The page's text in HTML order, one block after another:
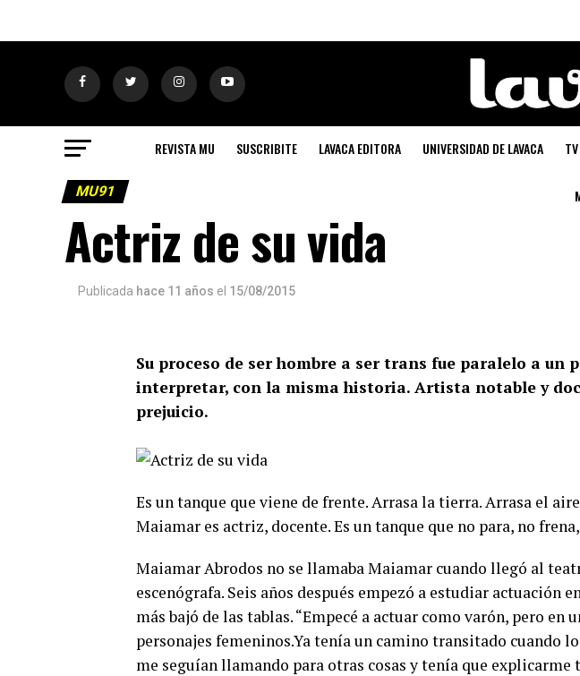
REVISTA MU SUSCRIBITE LAVACA EDITORA UNIVERSIDAD DE LAVACA TV
MU91
Actriz de su vida
Publicada hace 11 años el 15/08/2015
Su proceso de ser hombre a ser trans fue paralelo a un
interpretar, con la misma historia. Artista notable y
prejuicio.
Es un tanque que viene de frente. Arrasa la tierra. Arrasa el
Maiamar es actriz, docente. Es un tanque que no para, no frena,
Maiamar Abrodos no se llamaba Maiamar cuando llegó al
escenógrafa. Seis años después empezó a estudiar actuación
más bajó de las tablas. “Empecé a actuar como varón, pero en
personajes femeninos.Ya tenía un camino transitado cuando
me seguían llamando para otras cosas y tenía que